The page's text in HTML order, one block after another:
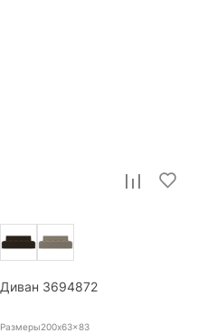
Диван 3694872
Размеры200x63x83